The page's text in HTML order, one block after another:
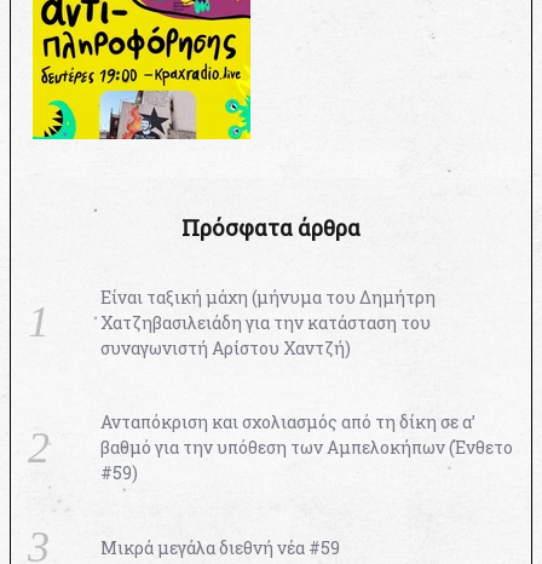
Πρόσφατα άρθρα
Είναι ταξική μάχη (μήνυμα του Δημήτρη
Χατζηβασιλειάδη για την κατάσταση του
συναγωνιστή Αρίστου Χαντζή)
Ανταπόκριση και σχολιασμός από τη δίκη σε α’
βαθμό για την υπόθεση των Αμπελοκήπων (Ένθετο
#59)
Μικρά μεγάλα διεθνή νέα #59